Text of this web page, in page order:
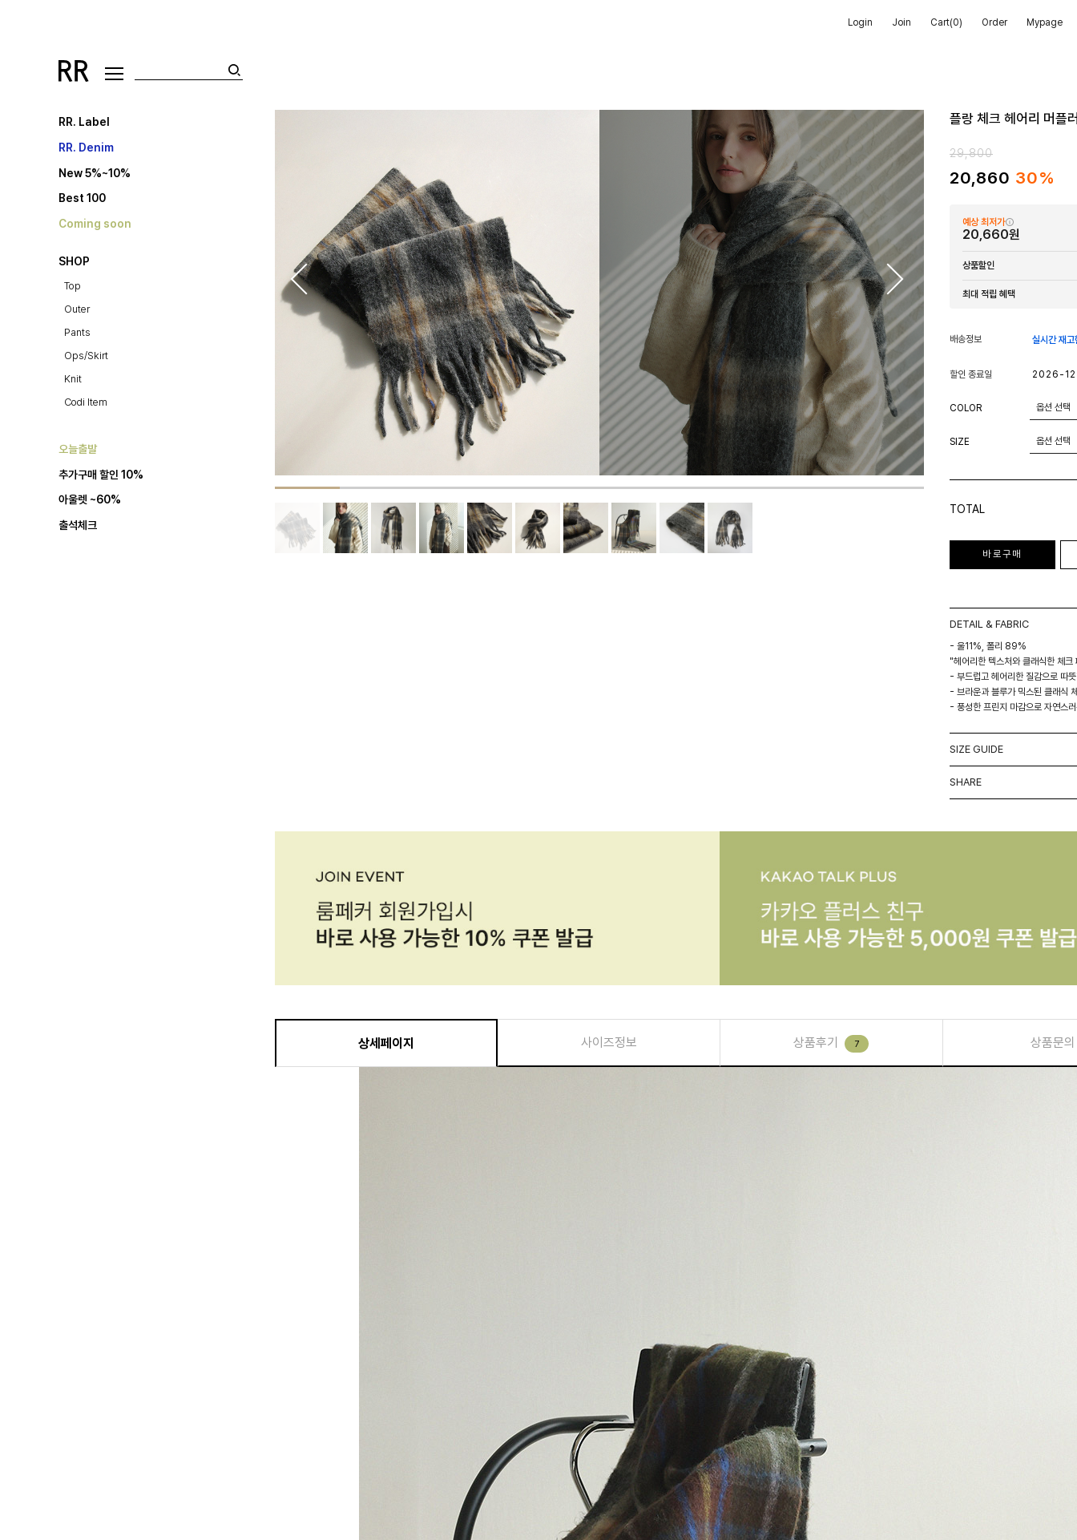
Login Join Cart(0) Order Mypage
RR. Label
RR. Denim
New 5%~10%
Best 100
Coming soon
SHOP
Top
Outer
Pants
Ops/Skirt
Knit
Codi Item
오늘출발
추가구매 할인 10%
아울렛 ~60%
출석체크
플랑 체크 헤어리 머플
29,800
20,860 30%
예상 최저가
20,660원
상품할인
최대 적립 혜택
배송정보 실시간 재고
할인 종료일 2026-
COLOR
SIZE
TOTAL
바로구매
DETAIL & FABRIC
- 울11%, 폴리 89%
"헤어리한 텍스처와 클래식한 체
- 부드럽고 헤어리한 질감으로 따
- 브라운과 블루가 믹스된 클래식
- 풍성한 프린지 마감으로 자연스
SIZE GUIDE
SHARE
상세페이지 사이즈정보 상품후기 7 상품문의